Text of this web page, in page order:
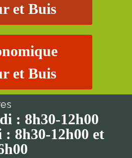
et Buis
et Buis
: 8h30-12h00
: 8h30-12h00 et